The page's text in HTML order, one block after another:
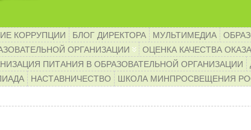
КОРРУПЦИИ БЛОГ ДИРЕКТОРА МУЛЬТИМЕДИА
ОРГАНИЗАЦИИ
ОЦЕНКА КАЧЕСТВА
ПИТАНИЯ В ОБРАЗОВАТЕЛЬНОЙ ОРГАНИЗАЦИИ
НАСТАВНИЧЕСТВО ШКОЛА МИНПРОСВЕЩЕНИЯ